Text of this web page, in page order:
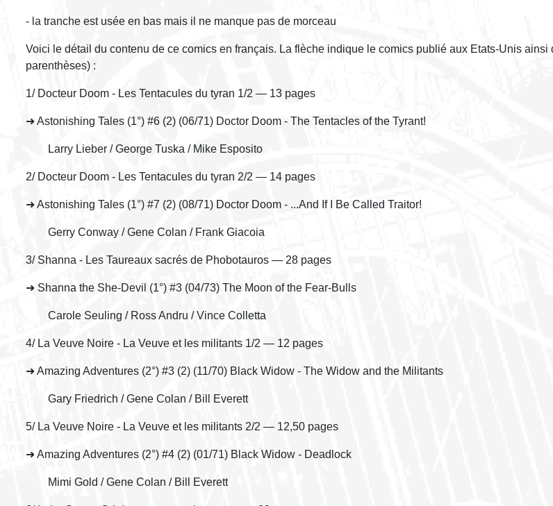
- la tranche est usée en bas mais il ne manque pas de morceau
Voici le détail du contenu de ce comics en français. La flèche indique le comics publié aux Etats-Unis
parenthèses) :
1/ Docteur Doom - Les Tentacules du tyran 1/2 — 13 pages
➜ Astonishing Tales (1°) #6 (2) (06/71) Doctor Doom - The Tentacles of the Tyrant!
Larry Lieber / George Tuska / Mike Esposito
2/ Docteur Doom - Les Tentacules du tyran 2/2 — 14 pages
➜ Astonishing Tales (1°) #7 (2) (08/71) Doctor Doom - ...And If I Be Called Traitor!
Gerry Conway / Gene Colan / Frank Giacoia
3/ Shanna - Les Taureaux sacrés de Phobotauros — 28 pages
➜ Shanna the She-Devil (1°) #3 (04/73) The Moon of the Fear-Bulls
Carole Seuling / Ross Andru / Vince Colletta
4/ La Veuve Noire - La Veuve et les militants 1/2 — 12 pages
➜ Amazing Adventures (2°) #3 (2) (11/70) Black Widow - The Widow and the Militants
Gary Friedrich / Gene Colan / Bill Everett
5/ La Veuve Noire - La Veuve et les militants 2/2 — 12,50 pages
➜ Amazing Adventures (2°) #4 (2) (01/71) Black Widow - Deadlock
Mimi Gold / Gene Colan / Bill Everett